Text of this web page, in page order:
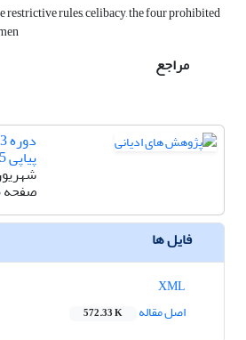
restrictive rules, celibacy, the four prohibited
مراجع
پیاپی 25
شهریور
صفحه
فایل ها
اصل مقاله
572.33 K